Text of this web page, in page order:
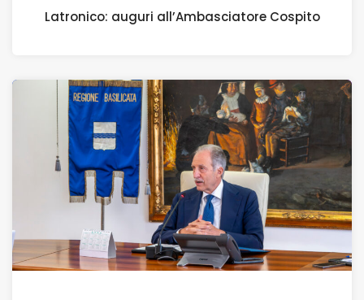
Latronico: auguri all’Ambasciatore Cospito